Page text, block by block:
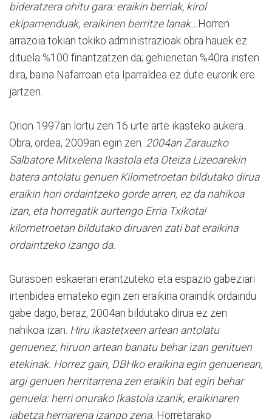
bideratzera ohitu gara: eraikin berriak, kirol
ekipamenduak, eraikinen berritze lanak... Horren
arrazoia tokian tokiko administrazioak obra hauek ez
dituela %100 finantzatzen da; gehienetan %40ra iristen
dira, baina Nafarroan eta Iparraldea ez dute eurorik ere
jartzen.
Orion 1997an lortu zen 16 urte arte ikasteko aukera.
Obra, ordea, 2009an egin zen. 2004an Zarauzko
Salbatore Mitxelena Ikastola eta Oteiza Lizeoarekin
batera antolatu genuen Kilometroetan bildutako dirua
eraikin hori ordaintzeko gorde arren, ez da nahikoa
izan, eta horregatik aurtengo Erria Txikota!
kilometroetan bildutako diruaren zati bat eraikina
ordaintzeko izango da.
Gurasoen eskaerari erantzuteko eta espazio gabeziari
irtenbidea emateko egin zen eraikina oraindik ordaindu
gabe dago, beraz, 2004an bildutako dirua ez zen
nahikoa izan. Hiru ikastetxeen artean antolatu
genuenez, hiruon artean banatu behar izan genituen
etekinak. Horrez gain, DBHko eraikina egin genuenean,
argi genuen herritarrena zen eraikin bat egin behar
genuela: herri onurako Ikastola izanik, eraikinaren
jabetza herriarena izango zena. Horretarako